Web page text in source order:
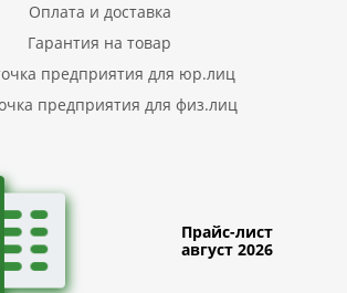
Оплата и доставка
Гарантия на товар
предприятия для юр.лиц
предприятия для физ.лиц
Прайс-лист
август 2026